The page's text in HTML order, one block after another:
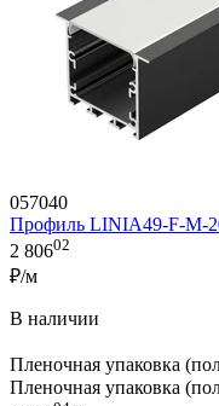
057040
Профиль LINIA49-F-M-
2 80602
₽/м
В наличии
Пленочная упаковка
Пленочная упаковка